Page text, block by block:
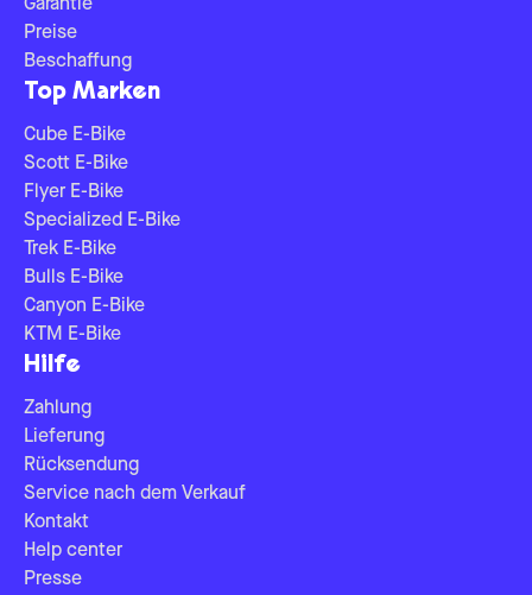
Garantie
Preise
Beschaffung
Top Marken
Cube E-Bike
Scott E-Bike
Flyer E-Bike
Specialized E-Bike
Trek E-Bike
Bulls E-Bike
Canyon E-Bike
KTM E-Bike
Hilfe
Zahlung
Lieferung
Rücksendung
Service nach dem Verkauf
Kontakt
Help center
Presse